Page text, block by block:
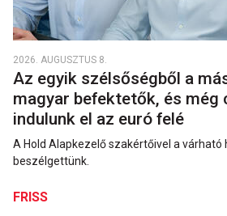
2026. AUGUSZTUS 8.
Az egyik szélsőségből a
magyar befektetők, és még
indulunk el az euró felé
A Hold Alapkezelő szakértőivel a várható
beszélgettünk.
FRISS